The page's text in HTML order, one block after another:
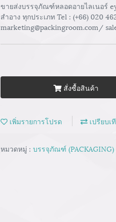
ขายส่งบรรจุภัณฑ์หลอดอายไลเนอร์
สำอาง ทุกประเภท Tel : (+66) 020
marketing@packingroom.com/
สั่งซื้อสินค้า
เพิ่มรายการโปรด เปรียบเ
หมวดหมู่ : บรรจุภัณฑ์ (PACKAGING)